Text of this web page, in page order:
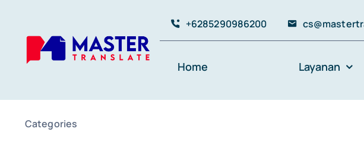
content
+6285290986200
Home Layanan
Categories